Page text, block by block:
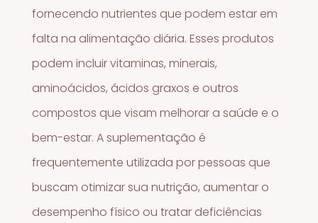
fornecendo nutrientes que podem estar em
falta na alimentação diária. Esses produtos
podem incluir vitaminas, minerais,
aminoácidos, ácidos graxos e outros
compostos que visam melhorar a saúde e o
bem-estar. A suplementação é
frequentemente utilizada por pessoas que
buscam otimizar sua nutrição, aumentar o
desempenho físico ou tratar deficiências